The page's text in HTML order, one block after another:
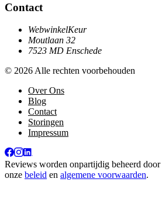
Contact
WebwinkelKeur
Moutlaan 32
7523 MD Enschede
© 2026 Alle rechten voorbehouden
Over Ons
Blog
Contact
Storingen
Impressum
Reviews worden onpartijdig beheerd door
onze beleid en algemene voorwaarden.